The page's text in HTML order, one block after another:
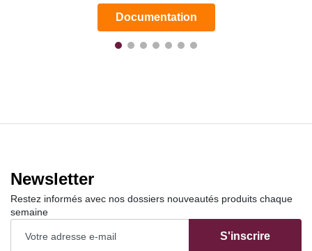
Documentation
Newsletter
Restez informés avec nos dossiers nouveautés produits chaque
semaine
S'inscrire